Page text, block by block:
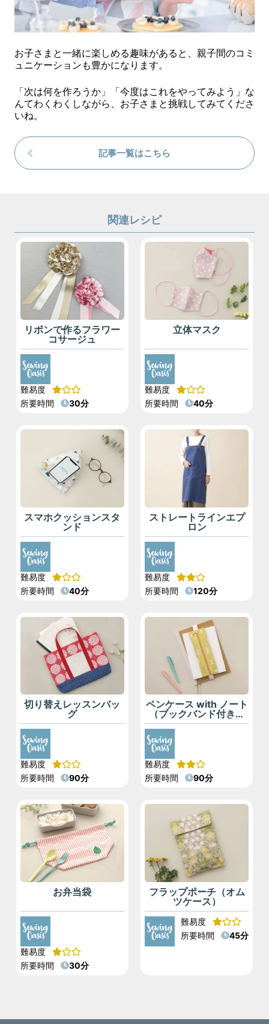
お子さまと一緒に楽しめる趣味があると、親子間のコミ
ュニケーションも豊かになります。
「次は何を作ろうか」「今度はこれをやってみよう」な
んてわくわくしながら、お子さまと挑戦してみてくださ
いね。
記事一覧はこちら
関連レシピ
リボンで作るフラワー
コサージュ
難易度
所要時間
30分
立体マスク
難易度
所要時間
40分
スマホクッションスタ
ンド
難易度
所要時間
40分
ストレートラインエプ
ロン
難易度
所要時間
120分
切り替えレッスンバッ
グ
難易度
所要時間
90分
ペンケース with ノート
（ブックバンド付きペ
ンケース）
難易度
所要時間
90分
お弁当袋
難易度
所要時間
30分
フラップポーチ（オム
ツケース）
難易度
所要時間
45分